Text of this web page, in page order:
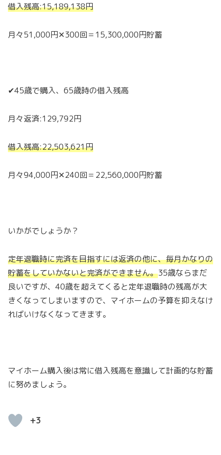
借入残高:15,189,138円
月々51,000円✕300回＝15,300,000円貯蓄
✔45歳で購入、65歳時の借入残高
月々返済:129,792円
借入残高:22,503,621円
月々94,000円✕240回＝22,560,000円貯蓄
いかがでしょうか？
定年退職時に完済を目指すには返済の他に、毎月かなりの
貯蓄をしていかないと完済ができません。35歳ならまだ
良いですが、40歳を超えてくると定年退職時の残高が大
きくなってしまいますので、マイホームの予算を抑えなけ
ればいけなくなってきます。
マイホーム購入後は常に借入残高を意識して計画的な貯蓄
に努めましょう。
+3